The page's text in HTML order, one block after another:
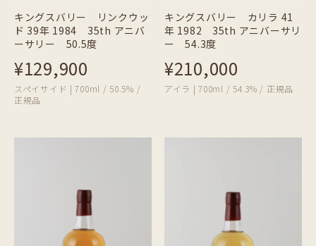
キングスバリー リンクウッ
ド 39年 1984 35th アニバ
ーサリー 50.5度
¥129,900
スペイサイド | 700ml / 50.5% /
正規品
キングスバリー カリラ 41
年 1982 35th アニバーサリ
ー 54.3度
¥210,000
アイラ | 700ml / 54.3% / 正規品